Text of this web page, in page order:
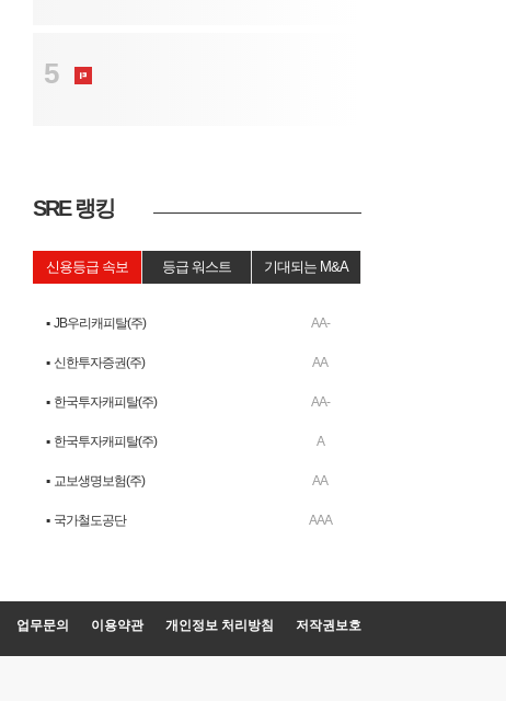
5
SRE 랭킹
신용등급 속보 등급 워스트 기대되는 M&A
▪ JB우리캐피탈(주) AA-
▪ 신한투자증권(주) AA
▪ 한국투자캐피탈(주) AA-
▪ 한국투자캐피탈(주) A
▪ 교보생명보험(주) AA
▪ 국가철도공단 AAA
업무문의 이용약관 개인정보 처리방침 저작권보호